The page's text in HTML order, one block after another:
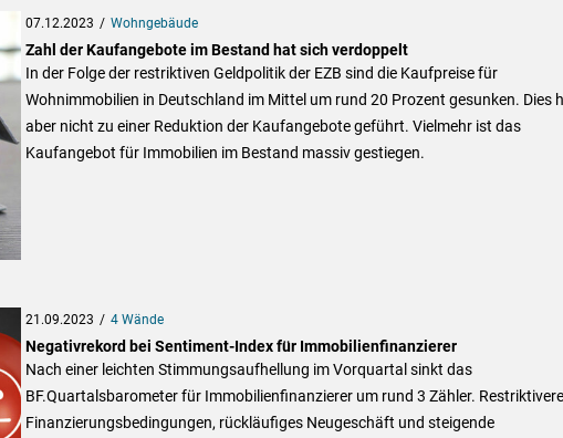
07.12.2023 Wohngebäude
Zahl der Kaufangebote im Bestand hat sich verdoppelt
In der Folge der restriktiven Geldpolitik der EZB sind die Kaufpreise für
Wohnimmobilien in Deutschland im Mittel um rund 20 Prozent gesunken. Dies
aber nicht zu einer Reduktion der Kaufangebote geführt. Vielmehr ist das
Kaufangebot für Immobilien im Bestand massiv gestiegen.
21.09.2023 4 Wände
Negativrekord bei Sentiment-Index für Immobilienfinanzierer
Nach einer leichten Stimmungsaufhellung im Vorquartal sinkt das
BF.Quartalsbarometer für Immobilienfinanzierer um rund 3 Zähler. Restriktivere
Finanzierungsbedingungen, rückläufiges Neugeschäft und steigende